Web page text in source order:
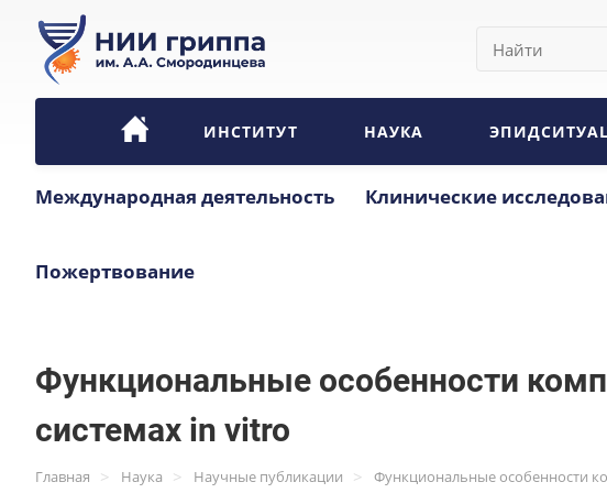
ИНСТИТУТ НАУКА
Международная деятельность Клинические
Пожертвование
Функциональные особенности
системах in vitro
Главная > Наука > Научные публикации > Функциональные особенности